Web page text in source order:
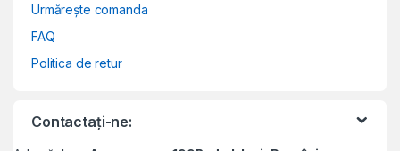
Urmărește comanda
FAQ
Politica de retur
Contactați-ne: